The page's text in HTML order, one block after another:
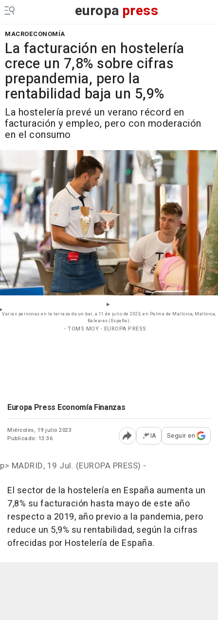
europa press
MACROECONOMÍA
La facturación en hostelería
crece un 7,8% sobre cifras
prepandemia, pero la
rentabilidad baja un 5,9%
La hostelería prevé un verano récord en
facturación y empleo, pero con moderación
en el consumo
Varias personas en la terraza de un bar, a 11 de julio de 2023, en Palma de Mallorca, Mallorca,
Baleares (España).
- TOMS MOY - EUROPA PRESS
Europa Press Economía Finanzas
Miércoles, 19 julio 2023
Publicado: 13:36
Abrir opciones para
IA Seguir en
p> MADRID, 19 Jul. (EUROPA PRESS) -
El sector de la hostelería en España aumenta un
7,8% su facturación hasta mayo de este año
respecto a 2019, año previo a la pandemia, pero
reduce un 5,9% su rentabilidad, según la cifras
ofrecidas por Hostelería de España.